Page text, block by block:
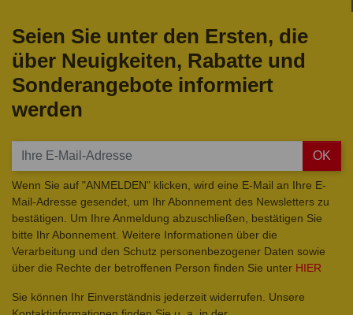
Seien Sie unter den Ersten, die
über Neuigkeiten, Rabatte und
Sonderangebote informiert
werden
OK
Wenn Sie auf "ANMELDEN" klicken, wird eine E-Mail an Ihre E-
Mail-Adresse gesendet, um Ihr Abonnement des Newsletters zu
bestätigen. Um Ihre Anmeldung abzuschließen, bestätigen Sie
bitte Ihr Abonnement. Weitere Informationen über die
Verarbeitung und den Schutz personenbezogener Daten sowie
über die Rechte der betroffenen Person finden Sie unter HIER
Sie können Ihr Einverständnis jederzeit widerrufen. Unsere